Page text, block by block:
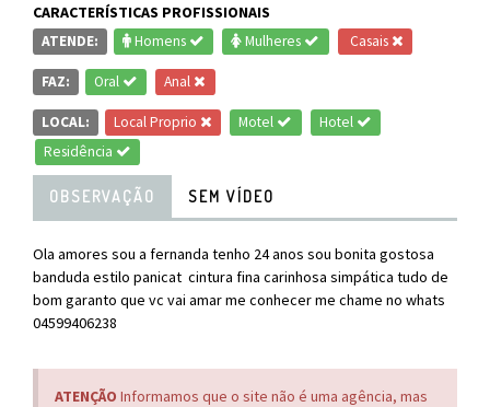
CARACTERÍSTICAS PROFISSIONAIS
ATENDE: Homens Mulheres Casais
FAZ: Oral Anal
LOCAL: Local Proprio Motel
Hotel
Residência
OBSERVAÇÃO SEM VÍDEO
Ola amores sou a fernanda tenho 24 anos sou bonita gostosa
banduda estilo panicat cintura fina carinhosa simpática tudo de
bom garanto que vc vai amar me conhecer me chame no whats
04599406238
ATENÇÃO Informamos que o site não é uma agência, mas